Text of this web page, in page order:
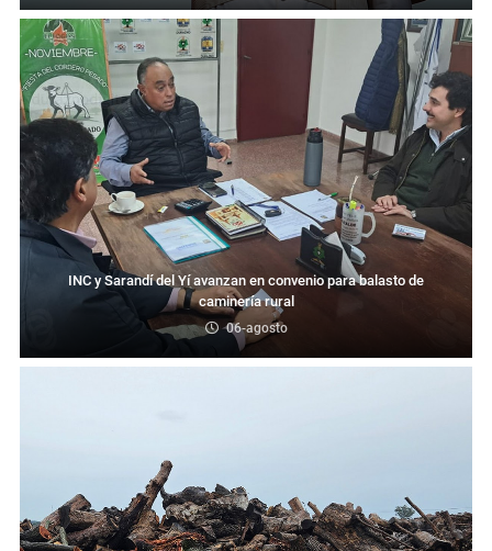
Actualidad Ayçaguer elevó un planteamiento al jefe de Policía y directores de la Intendencia
INC y Sarandí del Yí avanzan en convenio para balasto de
caminería rural
06-agosto